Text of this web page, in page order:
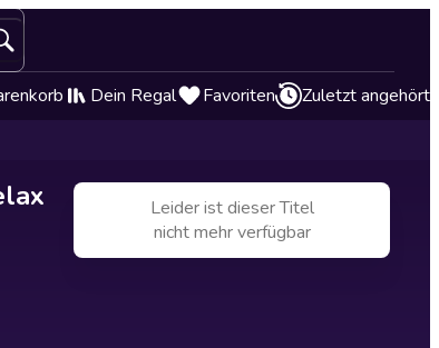
Dein Regal Favoriten Zuletzt angehört
Leider ist dieser Titel
nicht mehr verfügbar